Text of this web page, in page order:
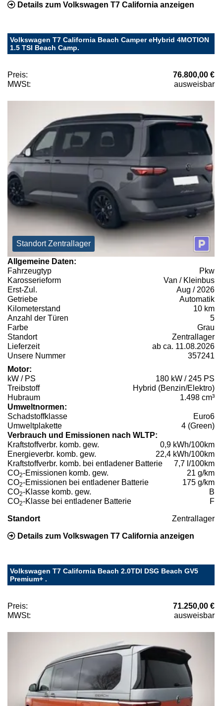
Details zum Volkswagen T7 California anzeigen
Volkswagen T7 California Beach Camper eHybrid 4MOTION
1.5 TSI Beach Camp.
Preis:
76.800,00 €
MWSt:
ausweisbar
Standort Zentrallager
Allgemeine Daten:
Fahrzeugtyp
Pkw
Karosserieform
Van / Kleinbus
Erst-Zul.
Aug / 2026
Getriebe
Automatik
Kilometerstand
10 km
Anzahl der Türen
5
Farbe
Grau
Standort
Zentrallager
Lieferzeit
ab ca. 11.08.2026
Unsere Nummer
357241
Motor:
kW / PS
180 kW / 245 PS
Treibstoff
Hybrid (Benzin/Elektro)
Hubraum
1.498 cm³
Umweltnormen:
Schadstoffklasse
Euro6
Umweltplakette
4 (Green)
Verbrauch und Emissionen nach WLTP:
Kraftstoffverbr. komb. gew.
0,9 kWh/100km
Energieverbr. komb. gew.
22,4 kWh/100km
Kraftstoffverbr. komb. bei entladener Batterie
7,7 l/100km
CO2-Emissionen komb. gew.
21 g/km
CO2-Emissionen bei entladener Batterie
175 g/km
CO2-Klasse komb. gew.
B
CO2-Klasse bei entladener Batterie F
Standort Zentrallager
Details zum Volkswagen T7 California anzeigen
Volkswagen T7 California Beach 2.0TDI DSG Beach GV5
Premium+ .
Preis:
71.250,00 €
MWSt:
ausweisbar